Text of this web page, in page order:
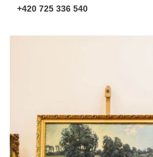
+420 725 336 540